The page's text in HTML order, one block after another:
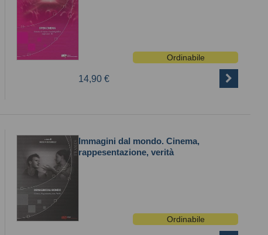
Ordinabile
14,90 €
Immagini dal mondo. Cinema,
rappesentazione, verità
Ordinabile